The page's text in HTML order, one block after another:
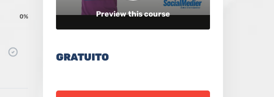
0% Preview this course
GRATUITO